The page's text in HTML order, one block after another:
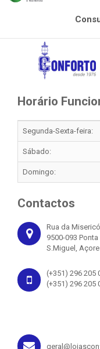
Horário
Segunda-Sexta-feira:
Sábado:
Domingo:
Contactos
Rua da
9500-093
S.Miguel,
(+351) 296 205
(+351) 296 205